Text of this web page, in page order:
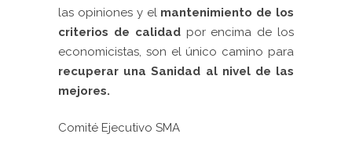
las opiniones y el mantenimiento de los
criterios de calidadpor encima de los
economicistas, son el único camino para
recuperar una Sanidad al nivel de las
mejores.
Comité Ejecutivo SMA